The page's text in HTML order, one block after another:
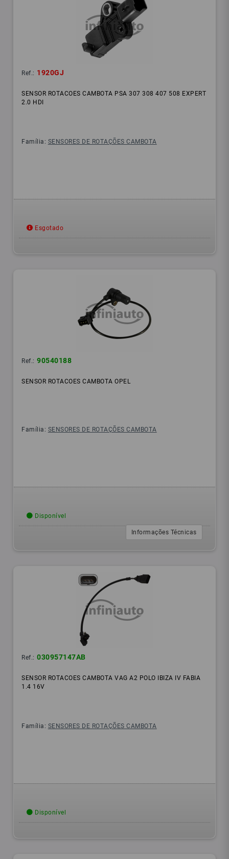
Ref.: 1920GJ
SENSOR ROTACOES CAMBOTA PSA 307 308 407 508 EXPERT
2.0 HDI
Família: SENSORES DE ROTAÇÕES CAMBOTA
Esgotado
Ref.: 90540188
SENSOR ROTACOES CAMBOTA OPEL
Família: SENSORES DE ROTAÇÕES CAMBOTA
Disponível
Informações Técnicas
Ref.: 030957147AB
SENSOR ROTACOES CAMBOTA VAG A2 POLO IBIZA IV FABIA
1.4 16V
Família: SENSORES DE ROTAÇÕES CAMBOTA
Disponível